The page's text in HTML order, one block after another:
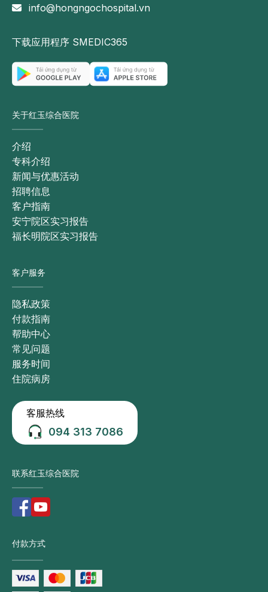
info@hongngochospital.vn
下载应用程序 SMEDIC365
关于红玉综合医院
介绍
专科介绍
新闻与优惠活动
招聘信息
客户指南
安宁院区实习报告
福长明院区实习报告
客户服务
隐私政策
付款指南
帮助中心
常见问题
服务时间
住院病房
客服热线
094 313 7086
联系红玉综合医院
付款方式